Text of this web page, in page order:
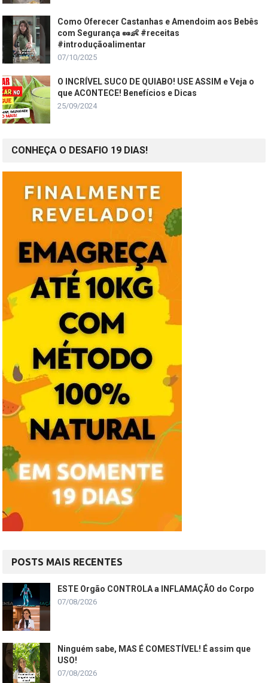
Como Oferecer Castanhas e Amendoim aos Bebês
com Segurança 🥜👶 #receitas
#introduçãoalimentar
07/10/2025
O INCRÍVEL SUCO DE QUIABO! USE ASSIM e Veja o
que ACONTECE! Benefícios e Dicas
25/09/2024
CONHEÇA O DESAFIO 19 DIAS!
POSTS MAIS RECENTES
ESTE Orgão CONTROLA a INFLAMAÇÃO do Corpo
07/08/2026
Ninguém sabe, MAS É COMESTÍVEL! É assim que
USO!
07/08/2026